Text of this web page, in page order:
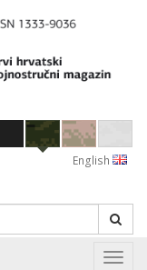
English